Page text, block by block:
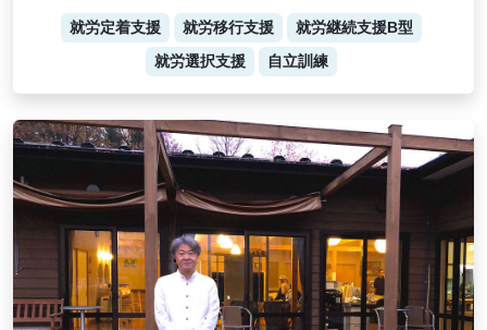
就労定着支援 就労移行支援
就労継続支援B型
就労選択支援
自立訓練